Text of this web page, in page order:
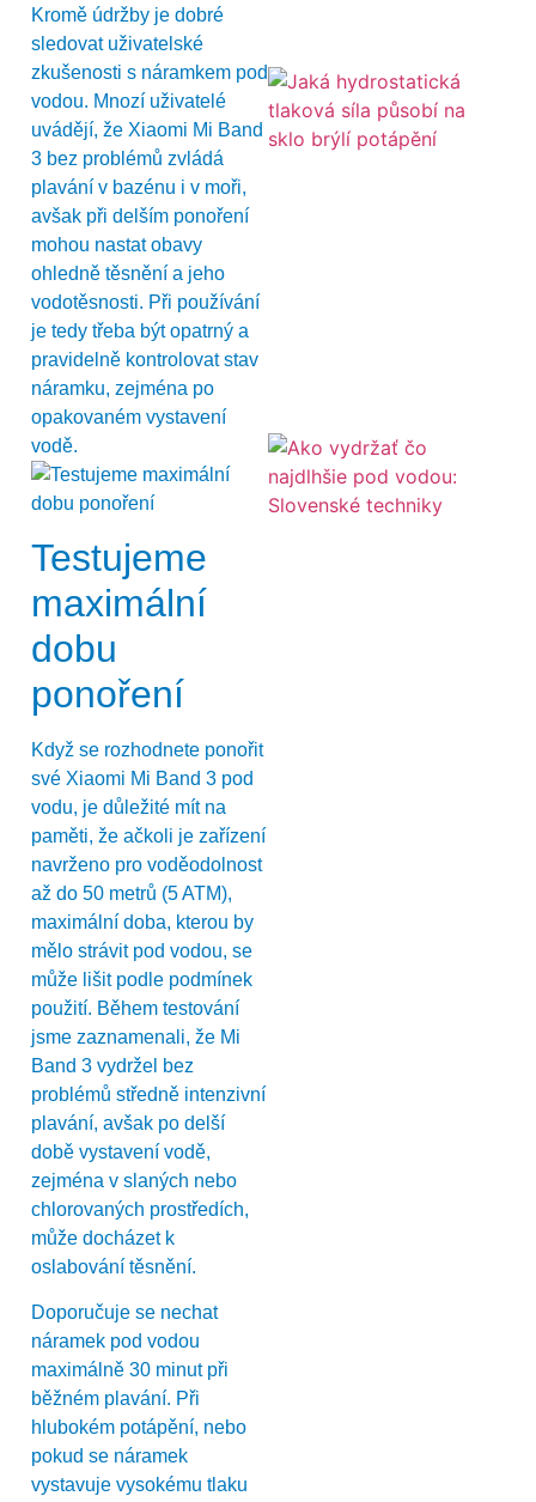
Kromě údržby je dobré
sledovat uživatelské
zkušenosti s náramkem pod
vodou. Mnozí uživatelé
uvádějí, že Xiaomi Mi Band
3 bez problémů zvládá
plavání v bazénu i v moři,
avšak při delším ponoření
mohou nastat obavy
ohledně těsnění a jeho
vodotěsnosti. Při používání
je tedy třeba být opatrný a
pravidelně kontrolovat stav
náramku, zejména po
opakovaném vystavení
vodě.
Testujeme
maximální
dobu
ponoření
Když se rozhodnete ponořit
své Xiaomi Mi Band 3 pod
vodu, je důležité mít na
paměti, že ačkoli je zařízení
navrženo pro voděodolnost
až do 50 metrů (5 ATM),
maximální doba, kterou by
mělo strávit pod vodou, se
může lišit podle podmínek
použití. Během testování
jsme zaznamenali, že Mi
Band 3 vydržel bez
problémů středně intenzivní
plavání, avšak po delší
době vystavení vodě,
zejména v slaných nebo
chlorovaných prostředích,
může docházet k
oslabování těsnění.
Doporučuje se nechat
náramek pod vodou
maximálně 30 minut při
běžném plavání. Při
hlubokém potápění, nebo
pokud se náramek
vystavuje vysokému tlaku